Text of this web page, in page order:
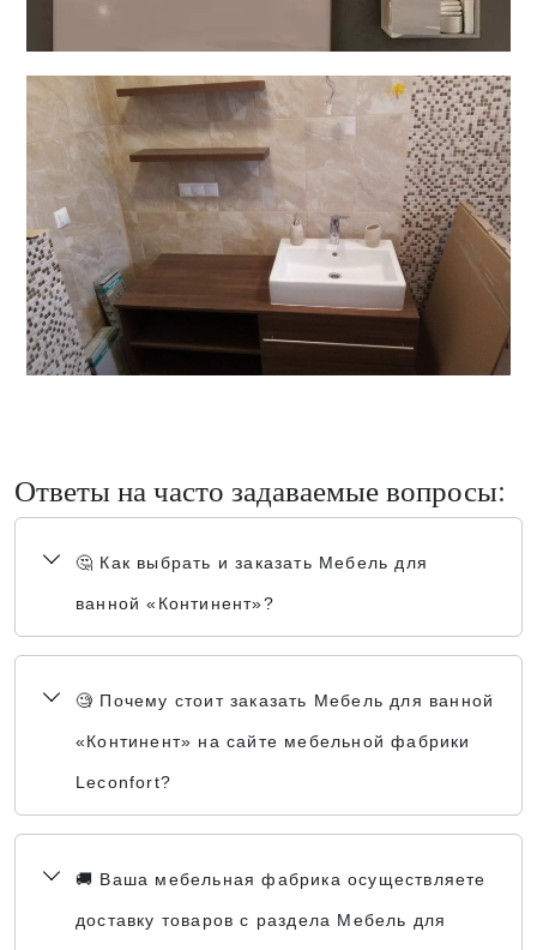
Ответы на часто задаваемые вопросы:
🤔 Как выбрать и заказать Мебель для
ванной «Континент»?
🧐 Почему стоит заказать Мебель для ванной
«Континент» на сайте мебельной фабрики
Leconfort?
🚚 Ваша мебельная фабрика осуществляете
доставку товаров с раздела Мебель для